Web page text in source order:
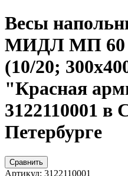
Весы
МИДЛ МП
(10/20;
"Красная
3122110001 в
Петербурге
Сравнить
Артикул: 3122110001